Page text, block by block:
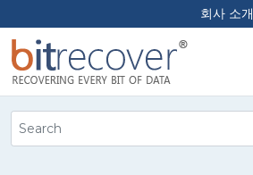
회사 소개